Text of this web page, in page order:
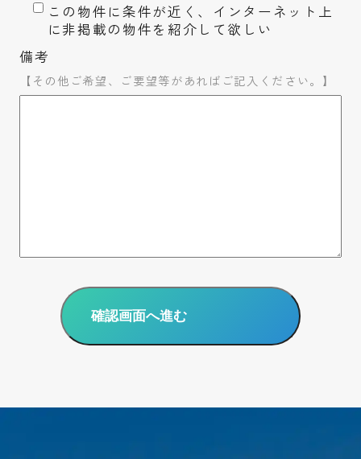
この物件に条件が近く、インターネット上
に非掲載の物件を紹介して欲しい
備考
【その他ご希望、ご要望等があればご記入ください。】